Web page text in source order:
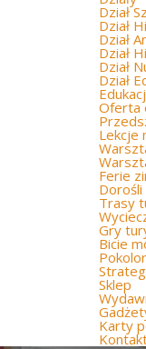
Dział
Dział
Dział
Dział
Dział
Dział
Oferta
Lekcje
Ferie
Dorośli
Trasy
Gry
Bicie
Sklep
Karty